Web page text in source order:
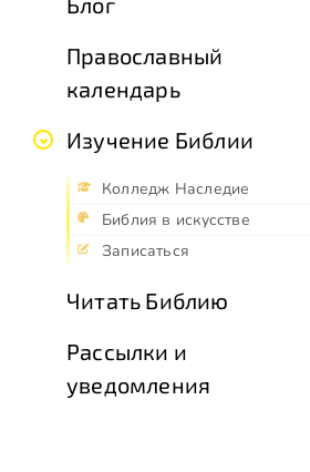
Православный
календарь
Изучение Библии
Колледж Наследие
Библия в искусстве
Записаться
Читать Библию
Рассылки и
уведомления